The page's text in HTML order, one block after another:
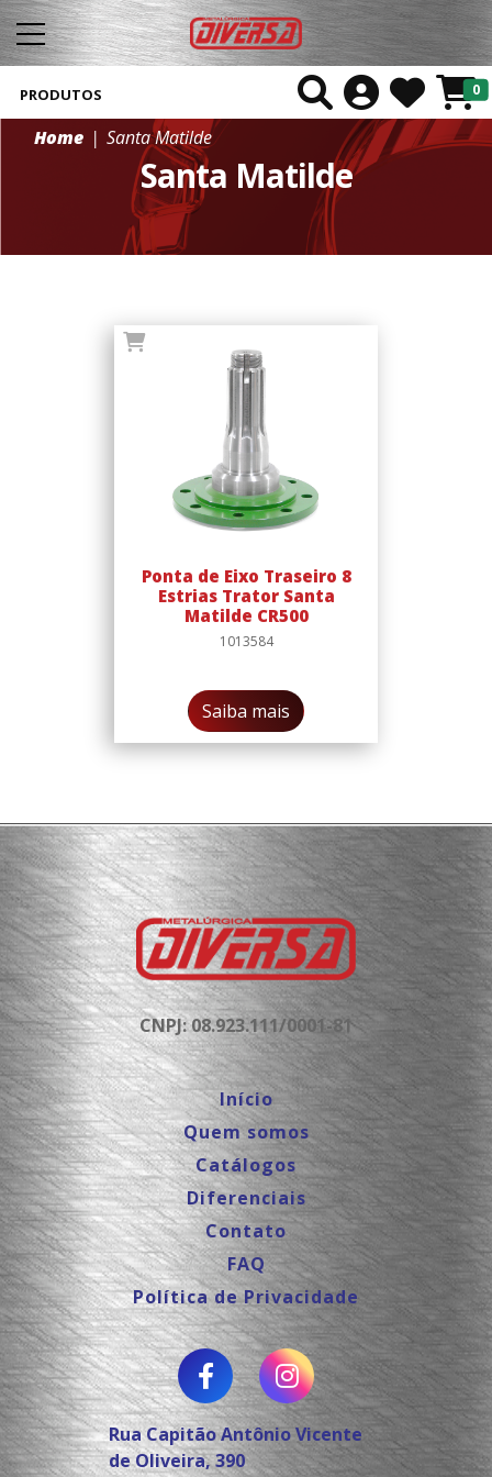
0
PRODUTOS
Home Santa Matilde
Santa Matilde
Ponta de Eixo Traseiro 8
Estrias Trator Santa
Matilde CR500
1013584
Saiba mais
CNPJ: 08.923.111/0001-81
Início
Quem somos
Catálogos
Diferenciais
Contato
FAQ
Política de Privacidade
Rua Capitão Antônio Vicente
de Oliveira, 390